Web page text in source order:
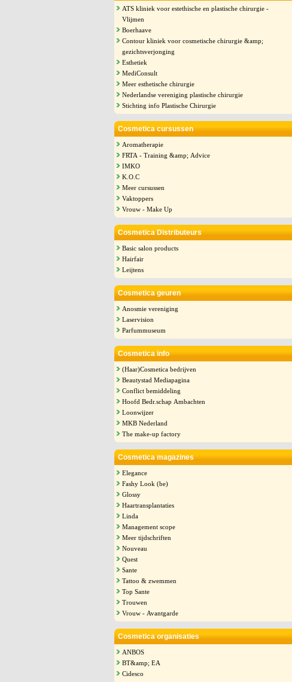
ATS kliniek voor estethische en plastische chirurgie -
Vlijmen
Boerhaave
Contour kliniek voor cosmetische chirurgie &amp;
gezichtsverjonging
Esthetiek
MediConsult
Meer esthetische chirurgie
Nederlandse vereniging plastische chirurgie
Stichting info Plastische Chirurgie
Cosmetica cursussen
Aromatherapie
FRTA - Training &amp; Advice
IMKO
K.O.C
Meer cursussen
Vaktoppers
Vrouw - Make Up
Cosmetica Distributeurs
Basic salon products
Hairfair
Leijtens
Cosmetica geuren
Anosmie vereniging
Laservision
Parfummuseum
Cosmetica info
(Haar)Cosmetica bedrijven
Beautystad Mediapagina
Conflict bemiddeling
Hoofd Bedr.schap Ambachten
Loonwijzer
MKB Nederland
The make-up factory
Cosmetica magazines
Elegance
Fashy Look (be)
Glossy
Haartransplantaties
Linda
Management scope
Meer tijdschriften
Nouveau
Quest
Sante
Tattoo & zwemmen
Top Sante
Trouwen
Vrouw - Avantgarde
Cosmetica organisaties
ANBOS
BT&amp; EA
Cidesco